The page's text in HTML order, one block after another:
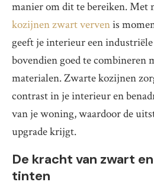
manier om dit te bereiken. Met
kozijnen zwart vervenis
geeft je interieur een
bovendien goed te combineren
materialen. Zwarte kozijnen
contrast in je interieur en
van je woning, waardoor de
upgrade krijgt.
De kracht van zwart
tinten